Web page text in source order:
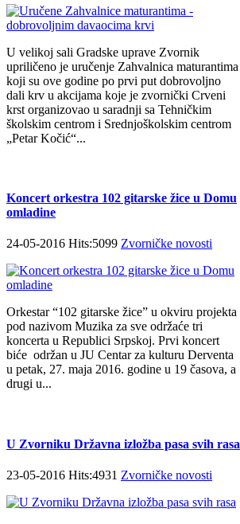
U velikoj sali Gradske uprave Zvornik
upriličeno je uručenje Zahvalnica maturantima
koji su ove godine po prvi put dobrovoljno
dali krv u akcijama koje je zvornički Crveni
krst organizovao u saradnji sa Tehničkim
školskim centrom i Srednjoškolskim centrom
„Petar Kočić“...
Koncert orkestra 102 gitarske žice u Domu
omladine
24-05-2016 Hits:5099 Zvorničke novosti
Orkestar “102 gitarske žice” u okviru projekta
pod nazivom Muzika za sve održaće tri
koncerta u Republici Srpskoj. Prvi koncert
biće održan u JU Centar za kulturu Derventa
u petak, 27. maja 2016. godine u 19 časova, a
drugi u...
U Zvorniku Državna izložba pasa svih rasa
23-05-2016 Hits:4931 Zvorničke novosti